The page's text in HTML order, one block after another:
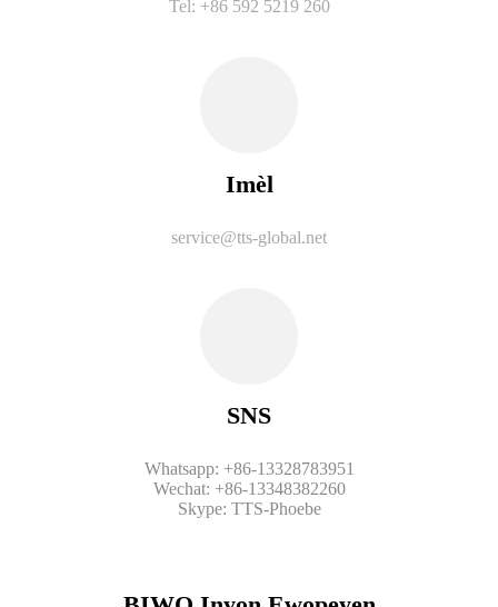
Tel: +86 592 5219 260
Imèl
service@tts-global.net
SNS
Whatsapp: +86-13328783951
Wechat: +86-13348382260
Skype: TTS-Phoebe